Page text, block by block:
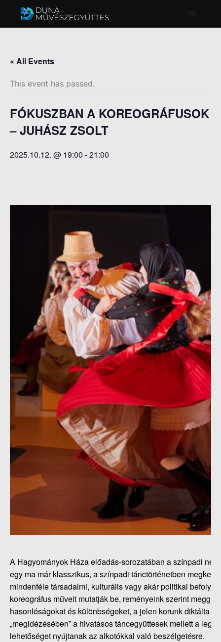
Főmenü
« All Events
This event has passed.
FÓKUSZBAN A KOREOGRÁFUSOK
– JUHÁSZ ZSOLT
2025.10.12. @ 19:00 -21:00
A Hagyományok Háza előadás-sorozatában a színpadi
egy ma már klasszikus, a színpadi tánctörténetben
mindenféle társadalmi, kulturális vagy akár politikai
koreográfus műveit mutatják be, reményeink szerint
hasonlóságokat és különbségeket, a jelen korunk diktálta
„megidézésében” a hivatásos táncegyüttesek mellett a
lehetőséget nyújtanak az alkotókkal való beszélgetésre.